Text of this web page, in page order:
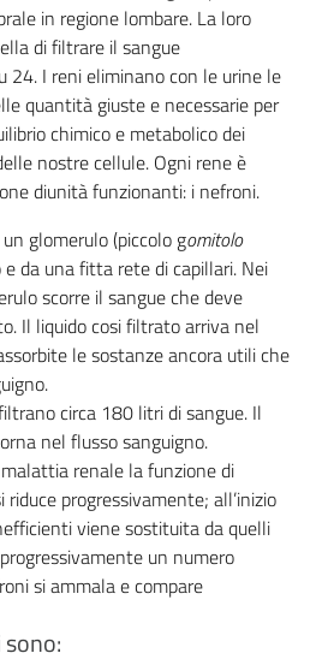
in regione lombare. La loro
di filtrare il sangue
24. I reni eliminano con le urine le
quantità giuste e necessarie per
chimico e metabolico dei
nostre cellule. Ogni rene è
diunità funzionanti: i nefroni.
glomerulo (piccolo gomitolo
da una fitta rete di capillari. Nei
scorre il sangue che deve
Il liquido cosi filtrato arriva nel
le sostanze ancora utili che
circa 180 litri di sangue. Il
nel flusso sanguigno.
renale la funzione di
progressivamente; all’inizio
viene sostituita da quelli
un numero
si ammala e compare